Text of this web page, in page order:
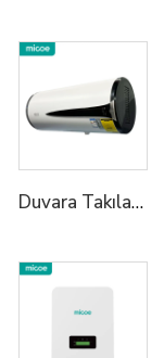
Duvara Takılan Tümü Bir Arada Isı Pompası Su Isıtıcı